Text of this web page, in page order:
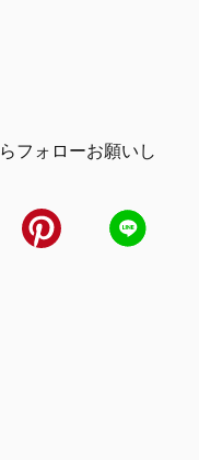
フォローお願いし